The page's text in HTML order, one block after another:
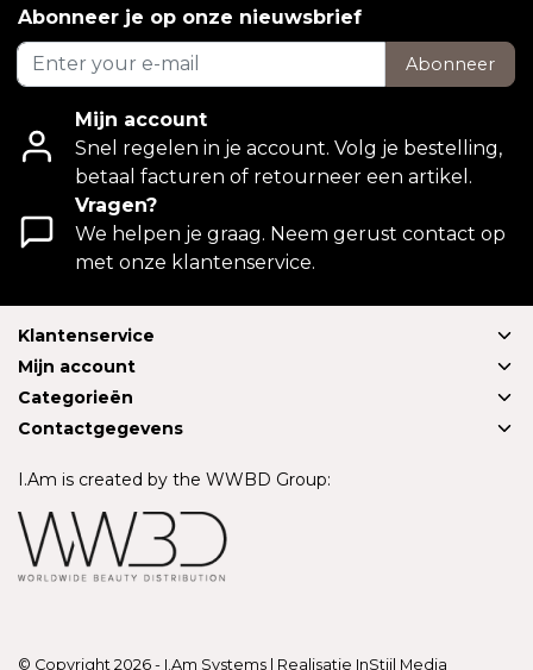
Abonneer je op onze nieuwsbrief
Abonneer
Mijn account
Snel regelen in je account. Volg je bestelling,
betaal facturen of retourneer een artikel.
Vragen?
We helpen je graag. Neem gerust contact op
met onze klantenservice.
Klantenservice
Mijn account
Categorieën
Contactgegevens
I.Am is created by the WWBD Group:
© Copyright 2026 - I.Am Systems | Realisatie InStijl Media